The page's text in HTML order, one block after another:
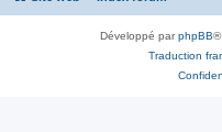
Développé parphpBB®
Traduction